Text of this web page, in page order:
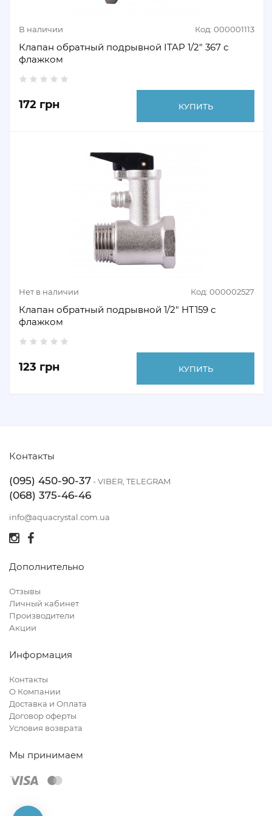
В наличии Код: 000001113
Клапан обратный подрывной ITAP 1/2" 367 с
флажком
172 грн КУПИТЬ
Нет в наличии Код: 000002527
Клапан обратный подрывной 1/2" HT159 с
флажком
123 грн КУПИТЬ
Контакты
(095) 450-90-37- VIBER, TELEGRAM
(068) 375-46-46
info@aquacrystal.com.ua
Дополнительно
Отзывы
Личный кабинет
Производители
Акции
Информация
Контакты
О Компании
Доставка и Оплата
Договор оферты
Условия возврата
Мы принимаем